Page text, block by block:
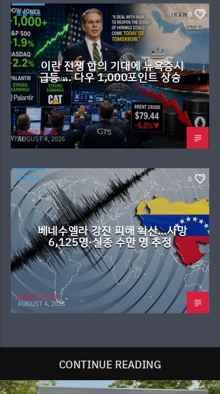
로컬 뉴스 0
이란 전쟁 합의 기대에 뉴욕증시
급등 … 다우 1,000포인트 상승
DKNET NEWS
AUGUST 4, 2026
세계 뉴스 0
베네수엘라 강진 피해 확산…사망
6,125명·실종 수만 명 추정
DKNET NEWS
AUGUST 4, 2026
CONTINUE READING